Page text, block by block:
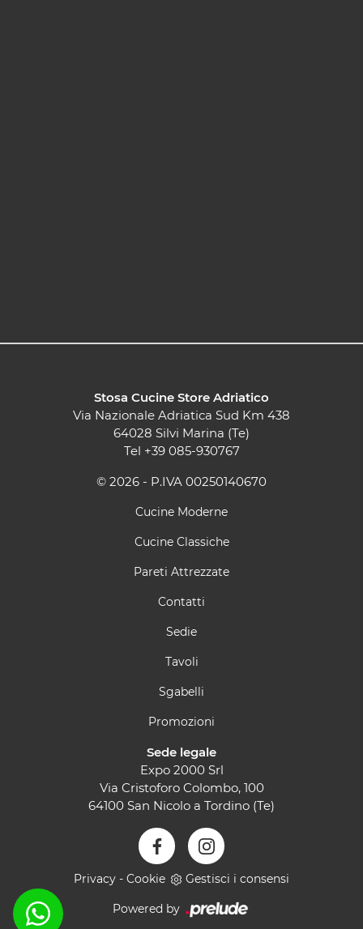
Stosa Cucine Store Adriatico
Via Nazionale Adriatica Sud Km 438
64028 Silvi Marina (Te)
Tel +39 085-930767
© 2026 - P.IVA 00250140670
Cucine Moderne
Cucine Classiche
Pareti Attrezzate
Contatti
Sedie
Tavoli
Sgabelli
Promozioni
Sede legale
Expo 2000 Srl
Via Cristoforo Colombo, 100
64100 San Nicolo a Tordino (Te)
Privacy - Cookie Gestisci i consensi
Powered by